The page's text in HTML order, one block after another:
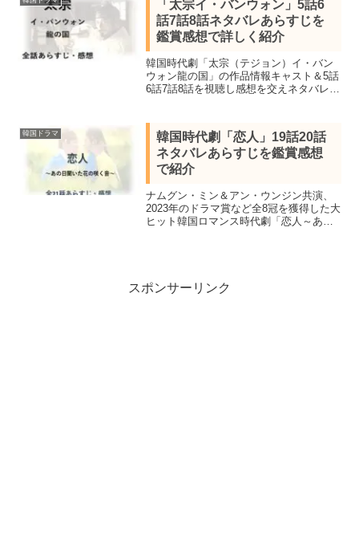
「太宗イ・バンウォン」5話6
話7話8話ネタバレあらすじを
鑑賞感想で詳しく紹介
韓国時代劇「太宗（テジョン）イ・バン
ウォン龍の国」の作品情報キャスト＆5話
6話7話8話を視聴し感想を交えネタバレあ
最優秀女優賞を受賞した本格時代劇
韓国ドラマ
韓国時代劇「恋人」19話20話
ネタバレあらすじを鑑賞感想
で紹介
ナムグン・ミン＆アン・ウンジン共演、
2023年のドラマ賞など全8冠を獲得した大
ヒット韓国ロマンス時代劇「恋人～あの
スポンサーリンク